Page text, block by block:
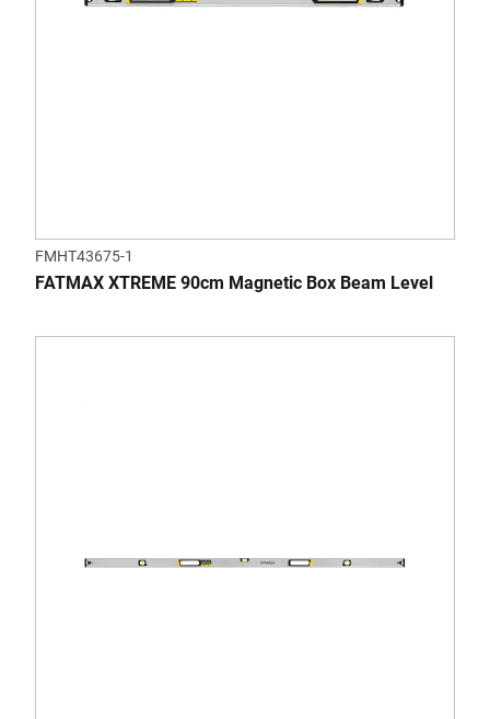
FMHT43675-1
FATMAX XTREME 90cm Magnetic Box Beam Level